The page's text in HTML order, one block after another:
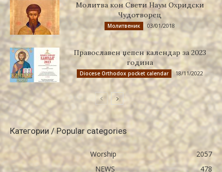
Молитва кон Свети Наум Охридски
Чудотворец
Молитвеник 03/01/2018
Православен џепен календар за 2023
година
Diocese Orthodox pocket calendar 18/11/2022
Категории / Popular categories
Worship
2057
NEWS
478